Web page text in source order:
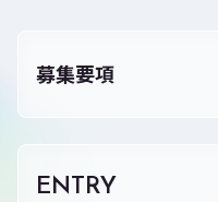
募集要項
ENTRY